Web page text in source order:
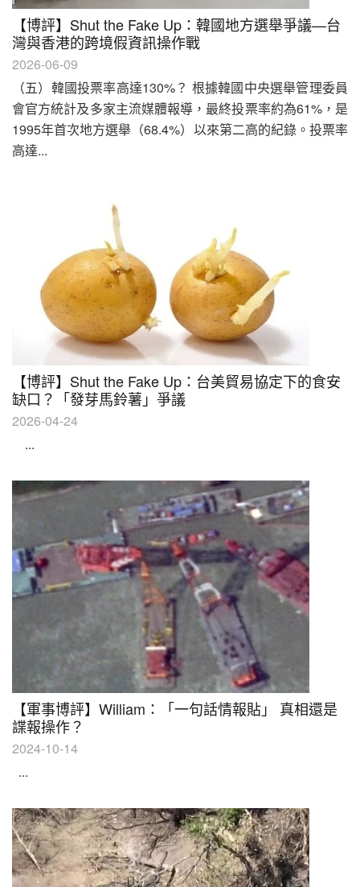
【博評】Shut the Fake Up：韓國地方選舉爭議—台
灣與香港的跨境假資訊操作戰
2026-06-09
（五）韓國投票率高達130%？ 根據韓國中央選舉管理委員
會官方統計及多家主流媒體報導，最終投票率約為61%，是
1995年首次地方選舉（68.4%）以來第二高的紀錄。投票率
高達...
【博評】Shut the Fake Up：台美貿易協定下的食安
缺口？「發芽馬鈴薯」爭議
2026-04-24
...
【軍事博評】William：「一句話情報貼」 真相還是
諜報操作？
2024-10-14
...